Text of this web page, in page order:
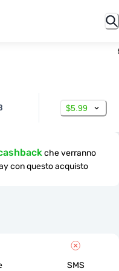
$5.99
che verranno
con questo acquisto
SMS